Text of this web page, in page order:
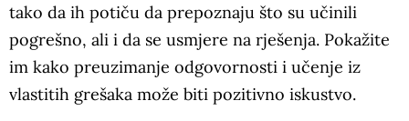
tako da ih potiču da prepoznaju što su učinili
pogrešno, ali i da se usmjere na rješenja. Pokažite
im kako preuzimanje odgovornosti i učenje iz
vlastitih grešaka može biti pozitivno iskustvo.